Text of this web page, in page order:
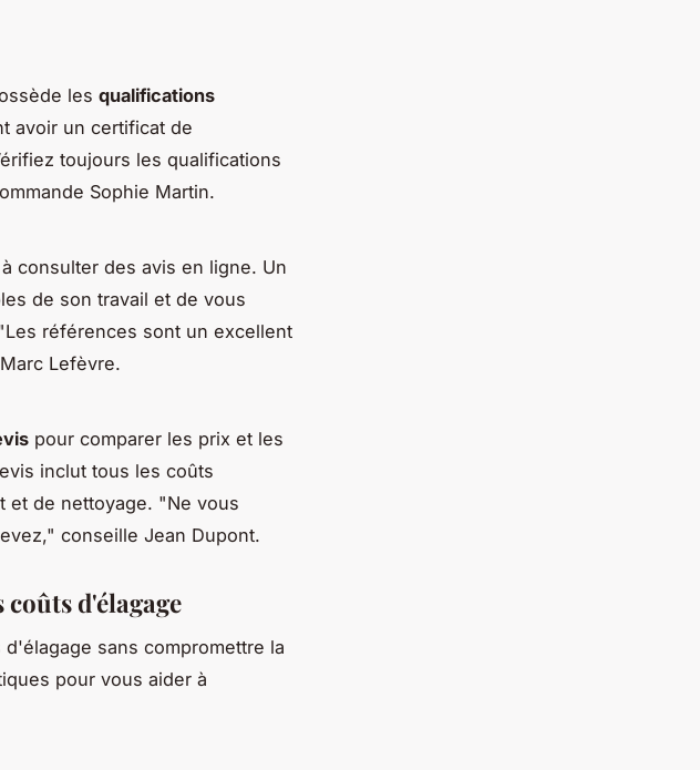
les qualifications
avoir un certificat de
toujours les qualifications
Sophie Martin.
consulter des avis en ligne. Un
de son travail et de vous
références sont un excellent
Lefèvre.
pour comparer les prix et les
inclut tous les coûts
et de nettoyage. "Ne vous
conseille Jean Dupont.
d'élagage
sans compromettre la
pour vous aider à